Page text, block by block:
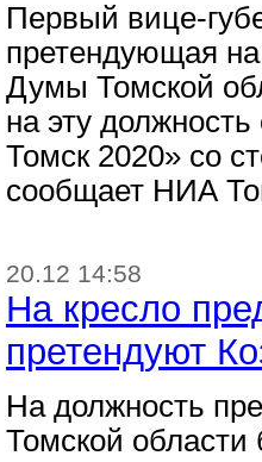
Первый вице-
претендующая на
Думы Томской
на эту
Томск 2020» со
сообщает НИА
20.12 14:58
На кресло
претендуют
На должность
Томской